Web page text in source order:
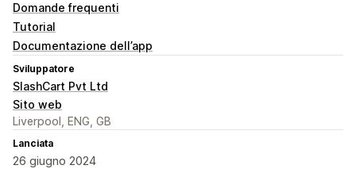
Domande frequenti
Tutorial
Documentazione dell’app
Sviluppatore
SlashCart Pvt Ltd
Sito web
Liverpool, ENG, GB
Lanciata
26 giugno 2024